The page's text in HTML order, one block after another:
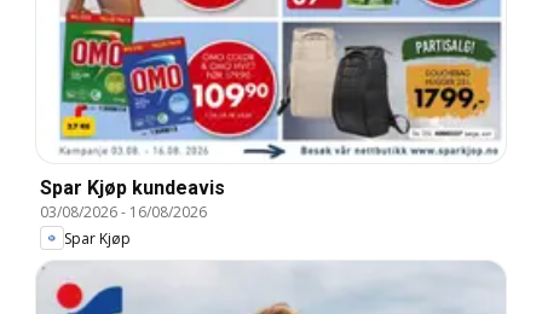
Spar Kjøp kundeavis
03/08/2026- 16/08/2026
Spar Kjøp